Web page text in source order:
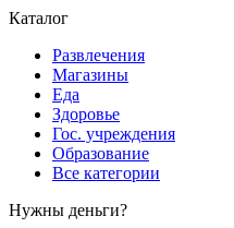
Каталог
Развлечения
Магазины
Еда
Здоровье
Гос. учреждения
Образование
Все категории
Нужны деньги?